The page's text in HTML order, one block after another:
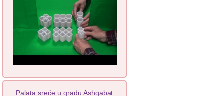
Palata sreće u gradu Ashgabat